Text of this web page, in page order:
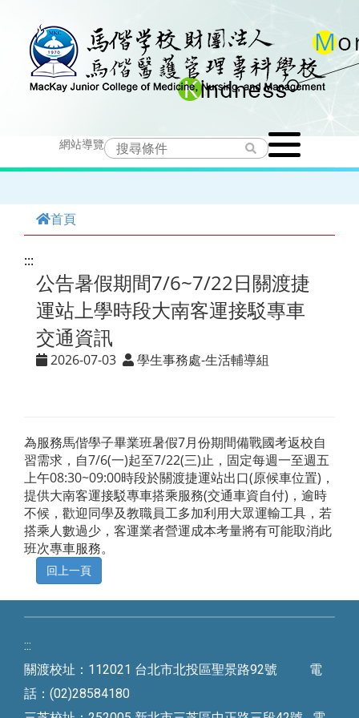
容
網站導覽
Toggle
navigation
首頁
:::
公告暑假期間7/6~7/22日關渡捷
運站上學時段大南客運接駁專車
交通資訊
2026-07-03 學生事務處-生活輔導組
為服務馬偕學子畢業班暑假7月份期間備戰國考返校自
習需求，自7/6(一)起至7/22(三)止，固定每週一至週五
上午08:30~09:00時段於關渡捷運站出口(原候車位置)，
提供大南客運接駁專車搭乘服務(交通車資自付)，逾時
不候，歡迎同學及教職員工多加利用大眾運輸工具，若
搭乘人數過少，客運業者營運成本考量將有可能取消此
班次專車服務。
:::
關渡校址：112021 台北市北投區聖景路92號 電
話：(02)28584180